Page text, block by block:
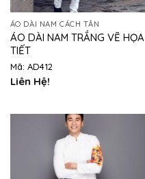
ÁO DÀI NAM CÁCH TÂN
ÁO DÀI NAM TRẮNG VẼ HỌA
TIẾT
Mã: AD412
Liên Hệ!